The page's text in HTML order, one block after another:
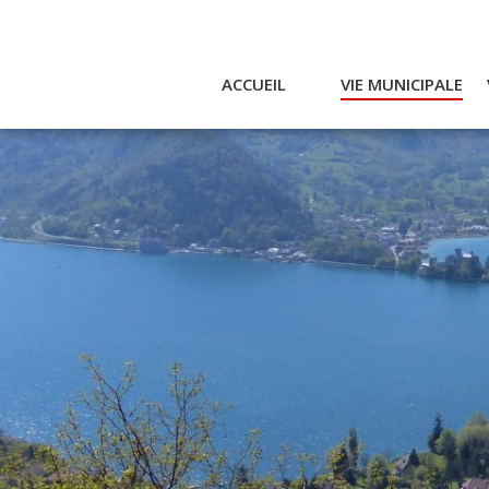
ACCUEIL VIE MUNICIPALE
Actualités et agenda
Conseil municipal
Actes
Réglementaires
Services municipaux
Intercommunalité
Emplois / Marchés
Finances